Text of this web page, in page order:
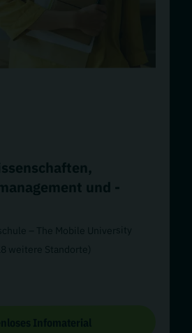
,
und -
– The Mobile University
weitere Standorte)